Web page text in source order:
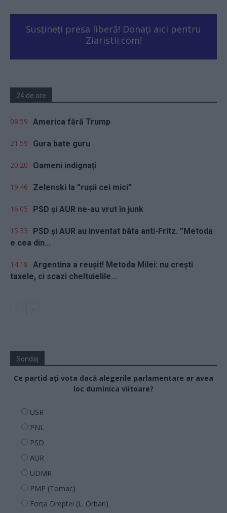
Susțineți presa liberă! Donați aici pentru
Ziaristii.com!
24 de ore
08.59 America fără Trump
21.59 Gura bate guru
20.20 Oameni indignați
19.46 Zelenski la ”rușii cei mici”
16.05 PSD și AUR ne-au vrut în junk
15.33
PSD și AUR au inventat bâta anti-Fritz. ”Metoda
e cea din...
14.18 Argentina a reușit! Metoda Milei: nu crești
taxele, ci scazi cheltuielile...
Sondaj
Ce partid ați vota dacă alegerile parlamentare ar avea
loc duminica viitoare?
USR
PNL
PSD
AUR
UDMR
PMP (Tomac)
Forța Dreptei (L. Orban)